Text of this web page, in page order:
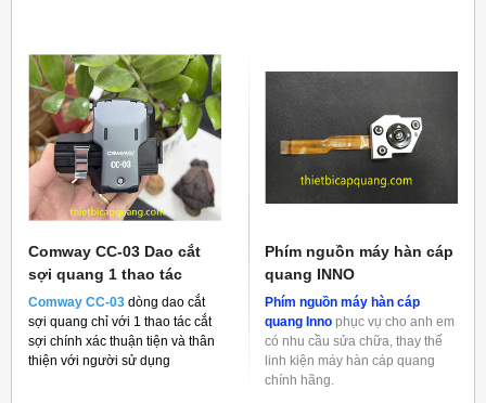
Comway CC-03 Dao cắt
sợi quang 1 thao tác
Comway CC-03 dòng dao cắt
sợi quang chỉ với 1 thao tác cắt
sợi chính xác thuận tiện và thân
thiện với người sử dụng
Phím nguồn máy hàn cáp
quang INNO
Phím nguồn máy hàn cáp
quang Inno phục vụ cho anh em
có nhu cầu sửa chữa, thay thế
linh kiện máy hàn cáp quang
chính hãng.